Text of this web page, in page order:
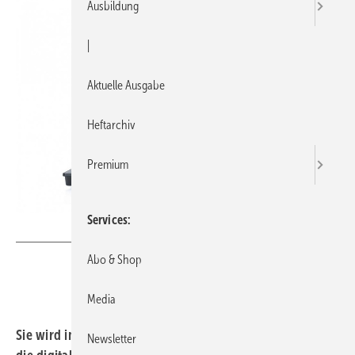
Sie wird immer komplexer und doch immer wichtiger:
Ausbildung
Aktuelle Ausgabe
Heftarchiv
Premium
Services
Abo & Shop
Media
Newsletter